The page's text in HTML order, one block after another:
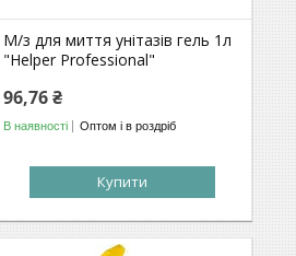
М/з для миття унітазів гель 1л
"Helper Professional"
96,76 ₴
В наявності Оптом і в роздріб
Купити